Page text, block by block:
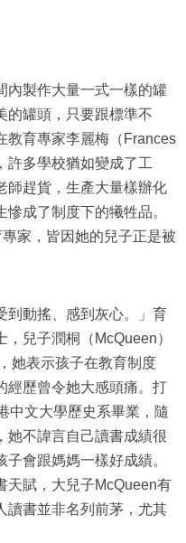
內製作大量一式一樣的罐
的罐頭，只要跟標準不
教育專家李麗梅（Frances
許多學校猶如變成了工
師趕貨，生產大量樣辦化
成了制度下的犧牲品。
家，皆因她的兒子正是被
到動搖、感到灰心。」育
兒子潤桐（McQueen）
她表示孩子在教育制度
經歷曾令她大感頭痛。打
中文大學歷史系畢業，隨
她不諱言自己讀書成績很
會跟媽媽一樣好成績。
天賦，大兒子McQueen有
讀書並非名列前茅，尤其